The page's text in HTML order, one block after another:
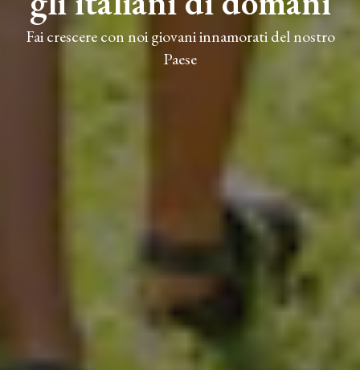
Fai crescere con noi giovani innamorati del nostro
Paese